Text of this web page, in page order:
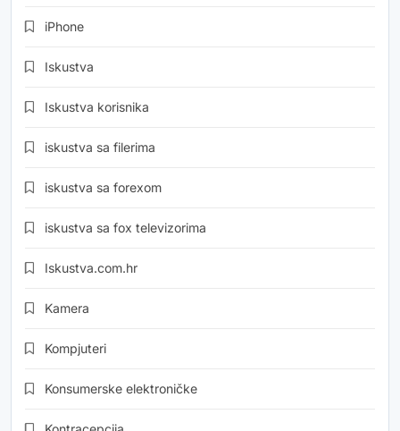
iPhone
Iskustva
Iskustva korisnika
iskustva sa filerima
iskustva sa forexom
iskustva sa fox televizorima
Iskustva.com.hr
Kamera
Kompjuteri
Konsumerske elektroničke